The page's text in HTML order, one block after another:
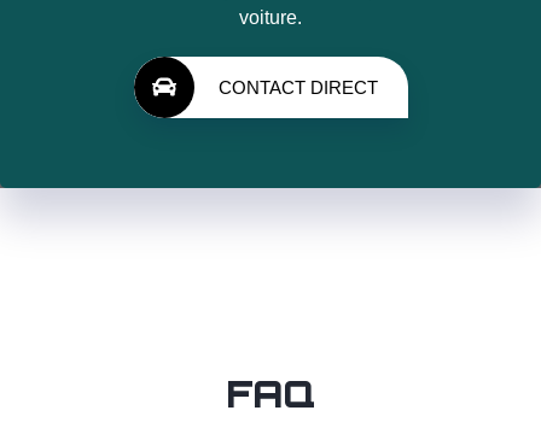
voiture.
CONTACT DIRECT
FAQ